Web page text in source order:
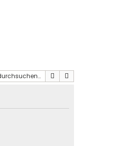
Suche